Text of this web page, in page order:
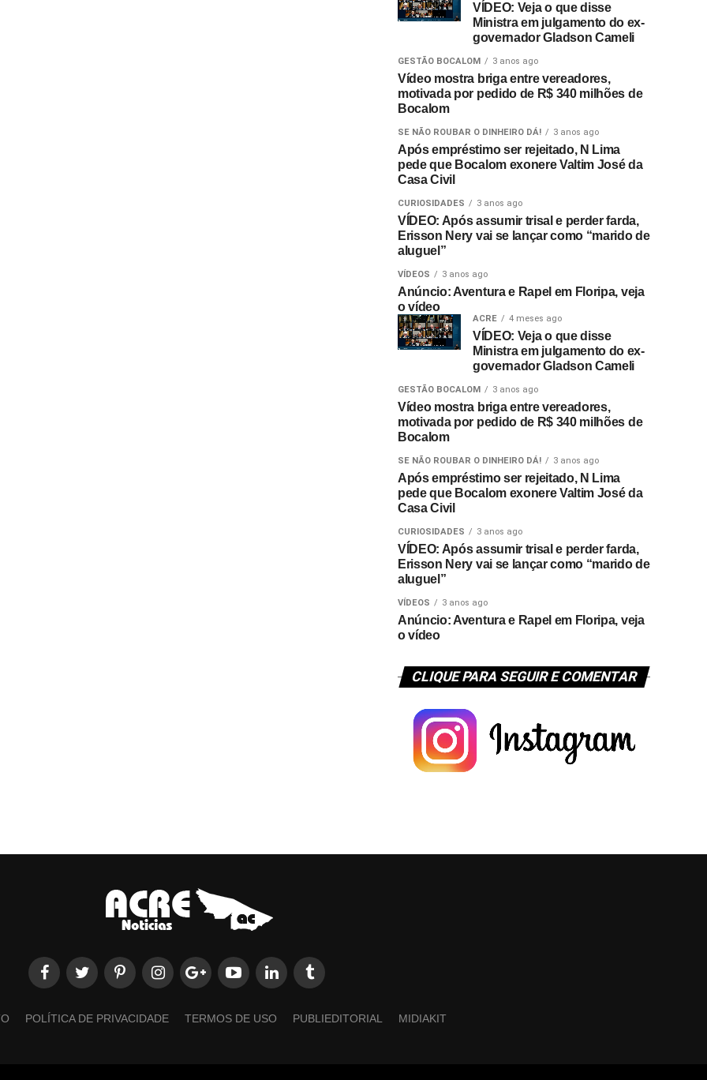
VÍDEO: Veja o que disse
Ministra em julgamento do ex-
governador Gladson Cameli
GESTÃO BOCALOM 3 anos ago
Vídeo mostra briga entre vereadores,
motivada por pedido de R$ 340 milhões de
Bocalom
SE NÃO ROUBAR O DINHEIRO DÁ! 3 anos ago
Após empréstimo ser rejeitado, N Lima
pede que Bocalom exonere Valtim José da
Casa Civil
CURIOSIDADES 3 anos ago
VÍDEO: Após assumir trisal e perder farda,
Erisson Nery vai se lançar como “marido de
aluguel”
VÍDEOS 3 anos ago
Anúncio: Aventura e Rapel em Floripa, veja
o vídeo
ACRE 4 meses ago
VÍDEO: Veja o que disse
Ministra em julgamento do ex-
governador Gladson Cameli
GESTÃO BOCALOM 3 anos ago
Vídeo mostra briga entre vereadores,
motivada por pedido de R$ 340 milhões de
Bocalom
SE NÃO ROUBAR O DINHEIRO DÁ! 3 anos ago
Após empréstimo ser rejeitado, N Lima
pede que Bocalom exonere Valtim José da
Casa Civil
CURIOSIDADES 3 anos ago
VÍDEO: Após assumir trisal e perder farda,
Erisson Nery vai se lançar como “marido de
aluguel”
VÍDEOS 3 anos ago
Anúncio: Aventura e Rapel em Floripa, veja
o vídeo
CLIQUE PARA SEGUIR E COMENTAR
POLÍTICA DE PRIVACIDADE TERMOS DE USO PUBLIEDITORIAL MIDIAKIT